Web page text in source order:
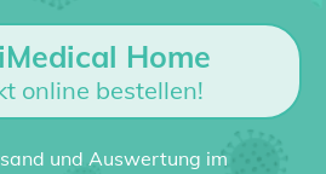
Home
online bestellen!
und Auswertung im